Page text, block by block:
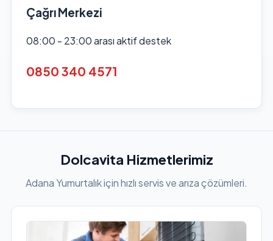
Çağrı Merkezi
08:00 - 23:00 arası aktif destek
0850 340 4571
Dolcavita Hizmetlerimiz
Adana Yumurtalık için hızlı servis ve arıza çözümleri.